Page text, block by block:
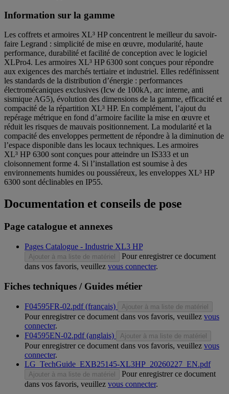
Information sur la gamme
Les coffrets et armoires XL³ HP concentrent le meilleur du savoir-
faire Legrand : simplicité de mise en œuvre, modularité, haute
performance, durabilité et facilité de conception avec le logiciel
XLPro4. Les armoires XL³ HP 6300 sont conçues pour répondre
aux exigences des marchés tertiaire et industriel. Elles redéfinissent
les standards de la distribution d’énergie : performances
électromécaniques exclusives (Icw de 100kA, arc interne, anti
sismique AG5), évolution des dimensions de la gamme, efficacité et
compacité de la répartition XL³ HP. En complément, l’ajout du
repérage métrique en fond d’armoire facilite la mise en œuvre et
réduit les risques de mauvais positionnement. La modularité et la
compacité des enveloppes permettent de répondre à la diminution de
l’espace disponible dans les locaux techniques. Les armoires
XL³ HP 6300 sont conçues pour atteindre un IS333 et un
cloisonnement forme 4. Si l’installation est soumise à des
environnements humides ou poussiéreux, les enveloppes XL³ HP
6300 sont déclinables en IP55.
Documentation et conseils de pose
Page catalogue et annexes
Pages Catalogue - Industrie XL3 HP
Ajouter à ma liste de matériel
Pour enregistrer ce document
dans vos favoris, veuillez vous connecter.
Fiches techniques / Guides métier
F04595FR-02.pdf (français) Ajouter à ma liste de matériel
Pour enregistrer ce document dans vos favoris, veuillez vous
connecter.
F04595EN-02.pdf (anglais)
Ajouter à ma liste de matériel
Pour enregistrer ce document dans vos favoris, veuillez vous
connecter.
LG_TechGuide_EXB25145-XL3HP_20260227_EN.pdf
Ajouter à ma liste de matériel
Pour enregistrer ce document
dans vos favoris, veuillez vous connecter.